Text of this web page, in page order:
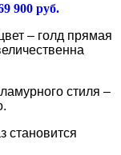
900 руб.
– голд прямая
стиля –